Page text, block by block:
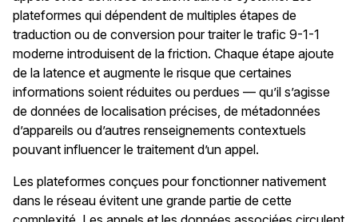
plateformes qui dépendent de multiples étapes de
traduction ou de conversion pour traiter le trafic 9-1-1
moderne introduisent de la friction. Chaque étape ajoute
de la latence et augmente le risque que certaines
informations soient réduites ou perdues — qu’il s’agisse
de données de localisation précises, de métadonnées
d’appareils ou d’autres renseignements contextuels
pouvant influencer le traitement d’un appel.
Les plateformes conçues pour fonctionner nativement
dans le réseau évitent une grande partie de cette